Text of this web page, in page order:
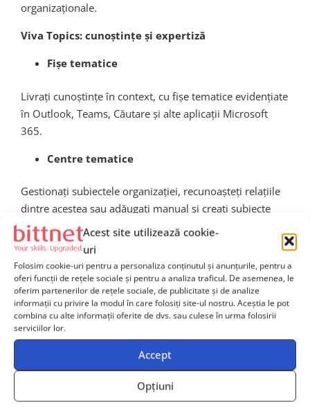
Acest site utilizează cookie-
uri
Folosim cookie-uri pentru a personaliza conținutul și anunțurile, pentru a
oferi funcții de rețele sociale și pentru a analiza traficul. De asemenea, le
oferim partenerilor de rețele sociale, de publicitate și de analize
informații cu privire la modul în care folosiți site-ul nostru. Aceștia le pot
combina cu alte informații oferite de dvs. sau culese în urma folosirii
serviciilor lor.
Accept
Opțiuni
organizaționale.
Viva Topics: cunoștințe și expertiză
Fișe tematice
Livrați cunoștințe în context, cu fișe tematice evidențiate
în Outlook, Teams, Căutare și alte aplicații Microsoft
365.
Centre tematice
Gestionați subiectele organizației, recunoașteți relațiile
dintre acestea sau adăugați manual și creați subiecte
suplimentare.
Căutare și descoperire
Oferiți o experiență perfectă și integrată în Microsoft
365, cu subiecte ce pot fi descoperite în Căutarea
Microsoft și în aplicațiile pe care le utilizați zilnic.
Aduceți la un loc conținut relevant, conversații și
competențe din întreaga organizație pe paginile